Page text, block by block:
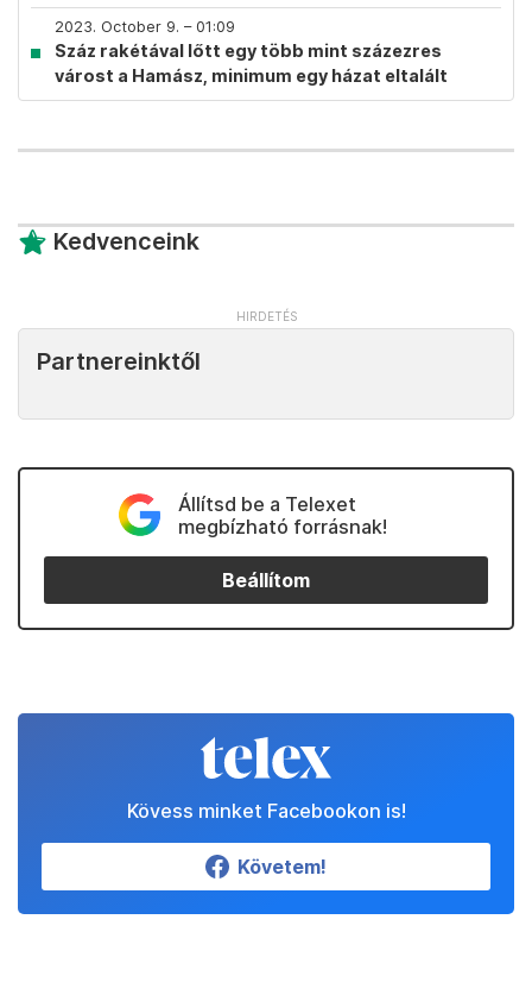
2023. October 9. – 01:09
Száz rakétával lőtt egy több mint százezres
várost a Hamász, minimum egy házat eltalált
Kedvenceink
Partnereinktől
Állítsd be a Telexet
megbízható forrásnak!
Beállítom
Kövess minket Facebookon is!
Követem!